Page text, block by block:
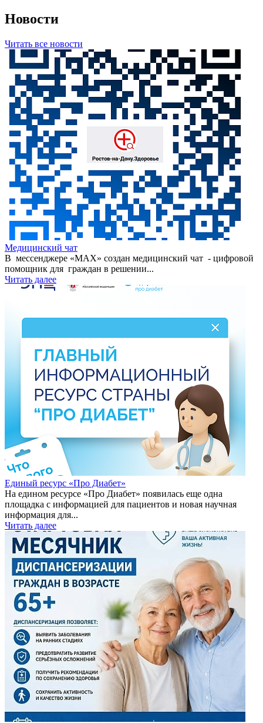
Новости
Читать все новости
Медицинский чат
В мессенджере «МАХ» создан медицинский чат - цифровой
помощник для граждан в решении...
Читать далее
Единый ресурс «Про Диабет»
На едином ресурсе «Про Диабет» появилась еще одна
площадка с информацией для пациентов и новая научная
информация для...
Читать далее